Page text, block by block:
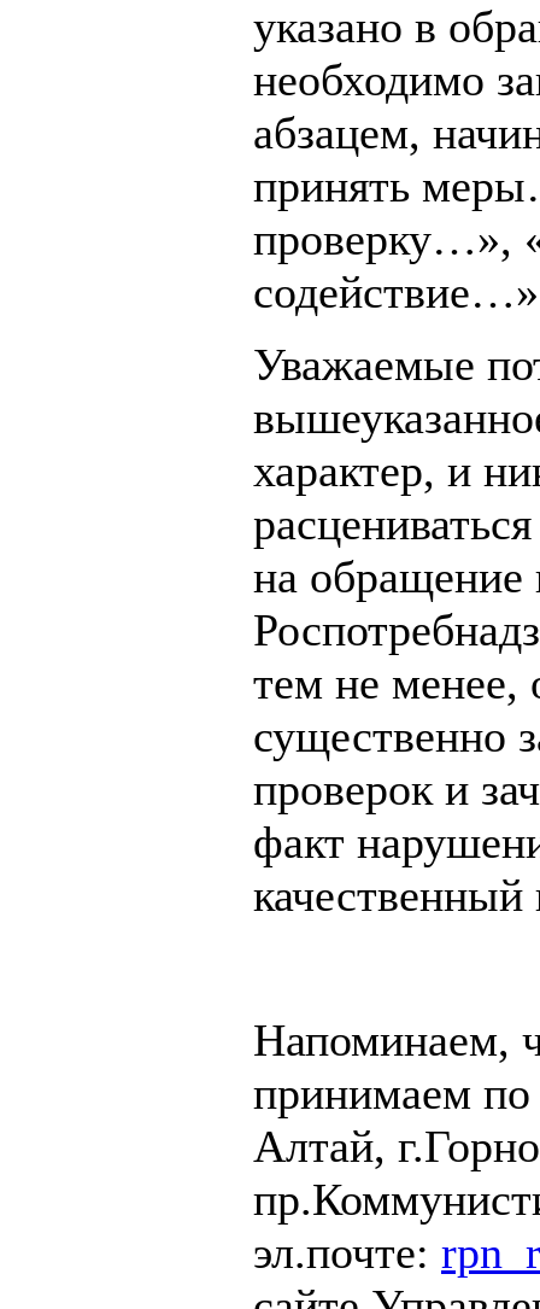
указано в
необходимо
абзацем,
принять
проверку…»,
Уважаемые
характер, и
на обращение
тем не менее,
существенно
проверок и
факт
качественный
Напоминаем,
принимаем по
Алтай,
эл.почте: